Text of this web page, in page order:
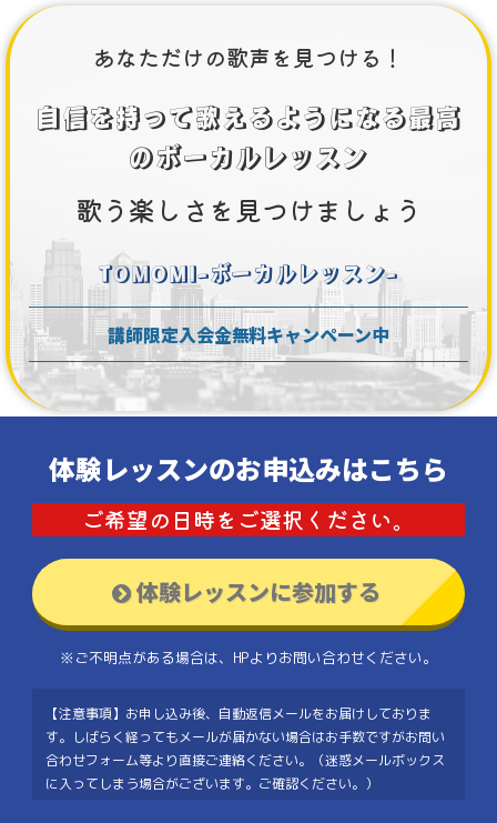
あなただけの歌声を見つける！
自信を持って歌えるようになる最高
のボーカルレッスン
歌う楽しさを見つけましょう
TOMOMI-ボーカルレッスン-
講師限定入会金無料キャンペーン中
体験レッスンのお申込みはこちら
ご希望の日時をご選択ください。
体験レッスンに参加する
※ご不明点がある場合は、HPよりお問い合わせください。
【注意事項】お申し込み後、自動返信メールをお届けしておりま
す。しばらく経ってもメールが届かない場合はお手数ですがお問い
合わせフォーム等より直接ご連絡ください。（迷惑メールボックス
に入ってしまう場合がございます。ご確認ください。）